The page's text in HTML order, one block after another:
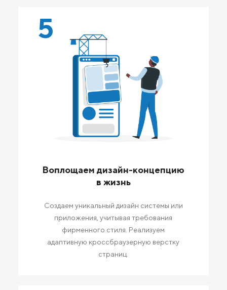
5
Воплощаем дизайн-концепцию
в жизнь
Создаем уникальный дизайн системы или
приложения, учитывая требования
фирменного стиля. Реализуем
адаптивную кроссбраузерную верстку
страниц.